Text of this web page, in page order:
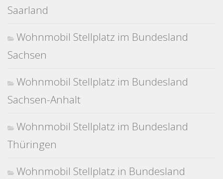
Saarland
Wohnmobil Stellplatz im Bundesland
Sachsen
Wohnmobil Stellplatz im Bundesland
Sachsen-Anhalt
Wohnmobil Stellplatz im Bundesland
Thüringen
Wohnmobil Stellplatz in Bundesland